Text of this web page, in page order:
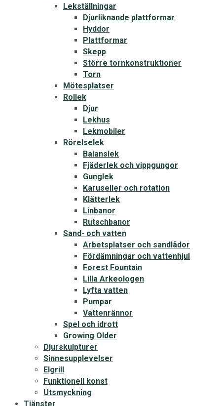
Lekställningar
Djurliknande plattformar
Hyddor
Plattformar
Skepp
Större tornkonstruktioner
Torn
Mötesplatser
Rollek
Djur
Lekhus
Lekmobiler
Rörelselek
Balanslek
Fjäderlek och vippgungor
Gunglek
Karuseller och rotation
Klätterlek
Linbanor
Rutschbanor
Sand- och vatten
Arbetsplatser och sandlådor
Fördämningar och vattenhjul
Forest Fountain
Lilla Arkeologen
Lyfta vatten
Pumpar
Vattenrännor
Spel och idrott
Growing Older
Djurskulpturer
Sinnesupplevelser
Elgrill
Funktionell konst
Utsmyckning
Tjänster